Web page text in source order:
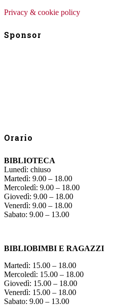
Privacy & cookie policy
Sponsor
Orario
BIBLIOTECA
Lunedì: chiuso
Martedì: 9.00 – 18.00
Mercoledì: 9.00 – 18.00
Giovedì: 9.00 – 18.00
Venerdì: 9.00 – 18.00
Sabato: 9.00 – 13.00
BIBLIOBIMBI E RAGAZZI
Martedì: 15.00 – 18.00
Mercoledì: 15.00 – 18.00
Giovedì: 15.00 – 18.00
Venerdì: 15.00 – 18.00
Sabato: 9.00 – 13.00